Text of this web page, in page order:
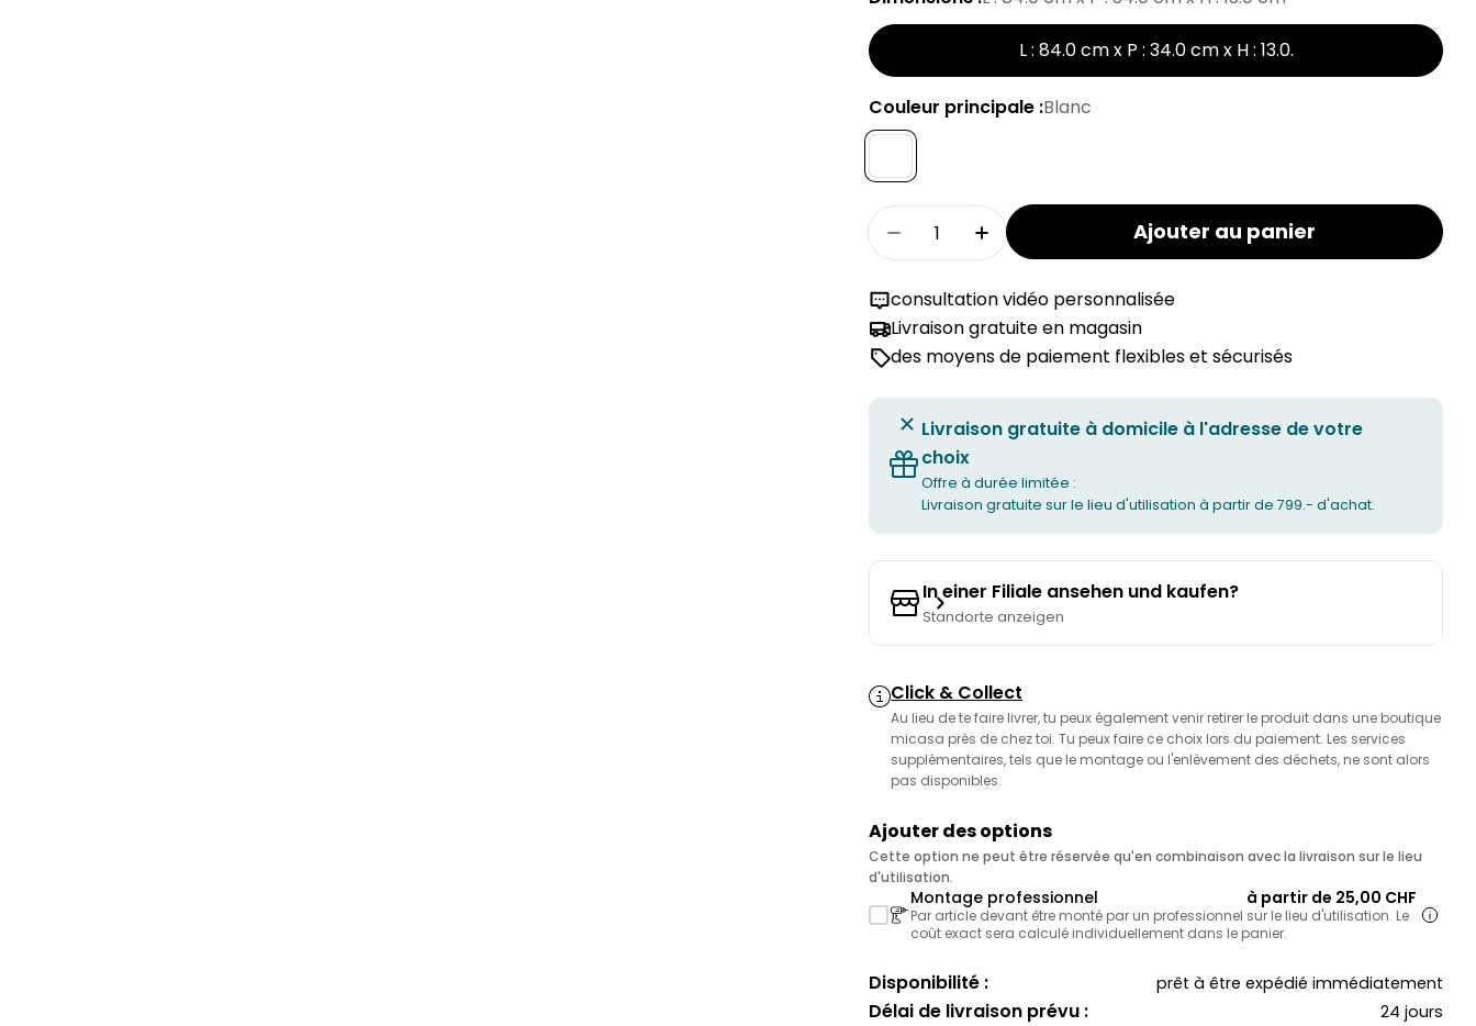
L : 84.0 cm x P : 34.0 cm x H : 13.0.
Couleur principale :Blanc
Quantité
Réduire la quantité pour le tiroir intérieur MODUL
Augmenter la quantité pour le tiroir intérieur
Ajouter au panier
consultation vidéo personnalisée
Livraison gratuite en magasin
des moyens de paiement flexibles et sécurisés
Livraison gratuite à domicile à l'adresse de votre
choix
Offre à durée limitée :
Livraison gratuite sur le lieu d'utilisation à partir de 799.- d'achat.
In einer Filiale ansehen und kaufen?
Standorte anzeigen
Click & Collect
Au lieu de te faire livrer, tu peux également venir retirer le produit dans une boutique
micasa près de chez toi. Tu peux faire ce choix lors du paiement. Les services
supplémentaires, tels que le montage ou l'enlèvement des déchets, ne sont alors
pas disponibles.
Ajouter des options
Cette option ne peut être réservée qu'en combinaison avec la livraison sur le lieu
d'utilisation.
Montage professionnel à partir de 25,00 CHF
Par article devant être monté par un professionnel sur le lieu d'utilisation. Le
coût exact sera calculé individuellement dans le panier.
Disponibilité : prêt à être expédié immédiatement
Délai de livraison prévu : 24 jours